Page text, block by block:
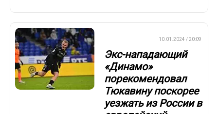
10.01.2024 / 20:09
Экс-нападающий
«Динамо»
порекомендовал
Тюкавину поскорее
уезжать из России в